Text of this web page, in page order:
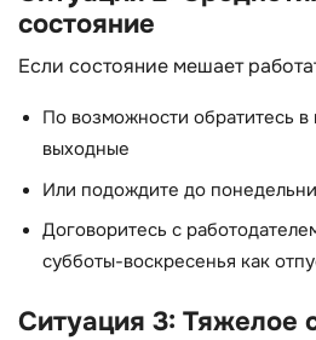
состояние
Если состояние мешает
По возможности обратитесь
выходные
Или подождите до
Договоритесь с
субботы-воскресенья как
Ситуация 3: Тяжелое